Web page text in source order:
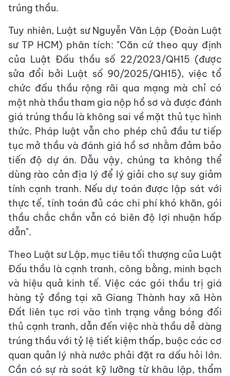
trúng thầu.
Tuy nhiên, Luật sư Nguyễn Văn Lập (Đoàn Luật
sư TP HCM) phân tích: "Căn cứ theo quy định
của Luật Đấu thầu số 22/2023/QH15 (được
sửa đổi bởi Luật số 90/2025/QH15), việc tổ
chức đấu thầu rộng rãi qua mạng mà chỉ có
một nhà thầu tham gia nộp hồ sơ và được đánh
giá trúng thầu là không sai về mặt thủ tục hình
thức. Pháp luật vẫn cho phép chủ đầu tư tiếp
tục mở thầu và đánh giá hồ sơ nhằm đảm bảo
tiến độ dự án. Dẫu vậy, chúng ta không thể
dùng rào cản địa lý để lý giải cho sự suy giảm
tính cạnh tranh. Nếu dự toán được lập sát với
thực tế, tính toán đủ các chi phí khó khăn, gói
thầu chắc chắn vẫn có biên độ lợi nhuận hấp
dẫn".
Theo Luật sư Lập, mục tiêu tối thượng của Luật
Đấu thầu là cạnh tranh, công bằng, minh bạch
và hiệu quả kinh tế. Việc các gói thầu trị giá
hàng tỷ đồng tại xã Giang Thành hay xã Hòn
Đất liên tục rơi vào tình trạng vắng bóng đối
thủ cạnh tranh, dẫn đến việc nhà thầu dễ dàng
trúng thầu với tỷ lệ tiết kiệm thấp, buộc các cơ
quan quản lý nhà nước phải đặt ra dấu hỏi lớn.
Cần có sự rà soát kỹ lưỡng từ khâu lập, thẩm